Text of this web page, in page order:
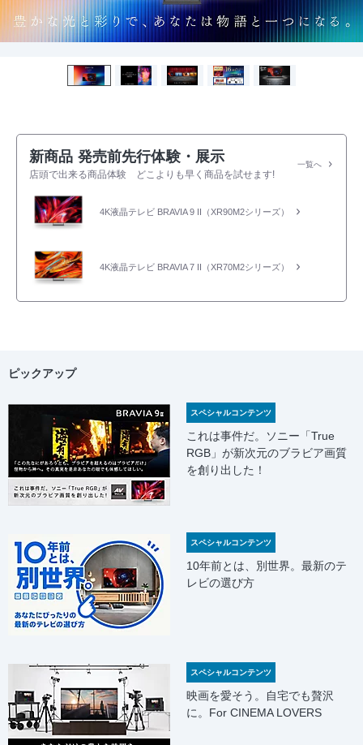
新商品 発売前先行体験・展示
店頭で出来る商品体験 どこよりも早く商品を試せます!
一覧へ
4K液晶テレビ BRAVIA 9 II（XR90M2シリーズ）
4K液晶テレビ BRAVIA 7 II（XR70M2シリーズ）
ピックアップ
スペシャルコンテンツ
これは事件だ。ソニー「True
RGB」が新次元のブラビア画質
を創り出した！
スペシャルコンテンツ
10年前とは、別世界。最新のテ
レビの選び方
スペシャルコンテンツ
映画を愛そう。自宅でも贅沢
に。For CINEMA LOVERS